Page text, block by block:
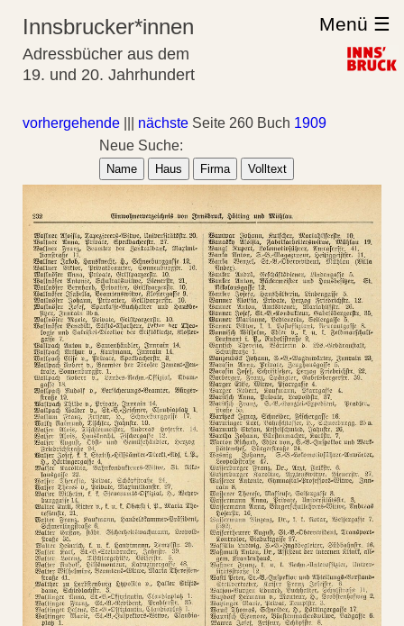
Innsbrucker*innen
Adressbücher aus dem
19. und 20. Jahrhundert
Menü ☰
vorhergehende nächste Seite 260 Buch 1909
Neue Suche:
Name Haus Firma Volltext